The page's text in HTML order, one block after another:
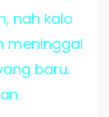
nah kalo
meninggal
baru.